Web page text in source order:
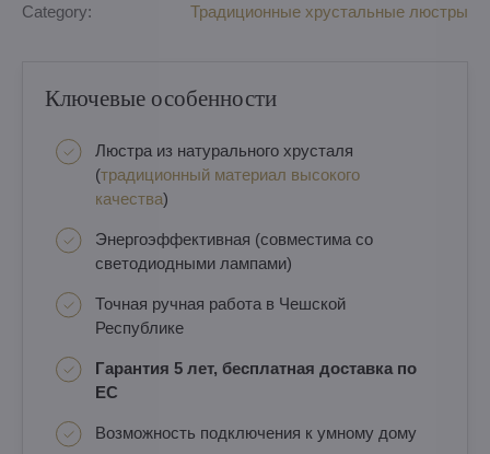
Category: Традиционные хрустальные люстры
Ключевые особенности
Люстра из натурального хрусталя
(традиционный материал высокого
качества)
Энергоэффективная (совместима со
светодиодными лампами)
Точная ручная работа в Чешской
Республике
Гарантия 5 лет, бесплатная доставка по
ЕС
Возможность подключения к умному дому